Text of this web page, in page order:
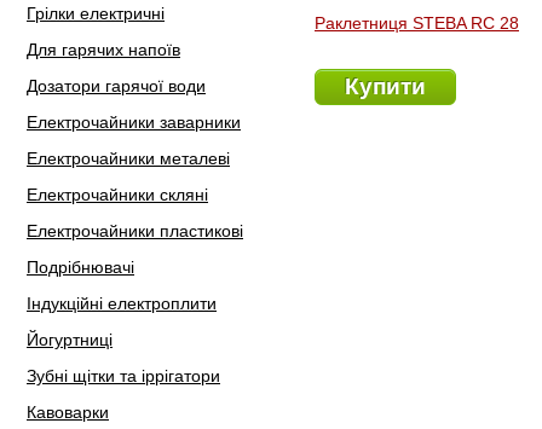
Грілки електричні
Для гарячих напоїв
Дозатори гарячої води
Електрочайники заварники
Електрочайники металеві
Електрочайники скляні
Електрочайники пластикові
Подрібнювачі
Індукційні електроплити
Йогуртниці
Зубні щітки та іррігатори
Кавоварки
Раклетниця STEBA RC 28
Купити